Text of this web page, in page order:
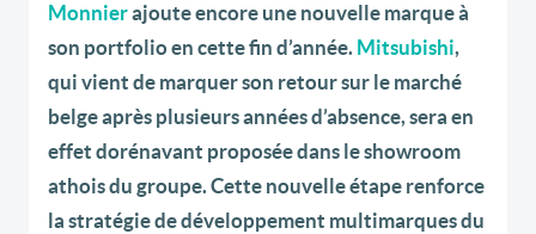
Monnierajoute encore une nouvelle marque à
son portfolio en cette fin d’année. Mitsubishi,
qui vient de marquer son retour sur le marché
belge après plusieurs années d’absence, sera en
effet dorénavant proposée dans le showroom
athois du groupe. Cette nouvelle étape renforce
la stratégie de développement multimarques du